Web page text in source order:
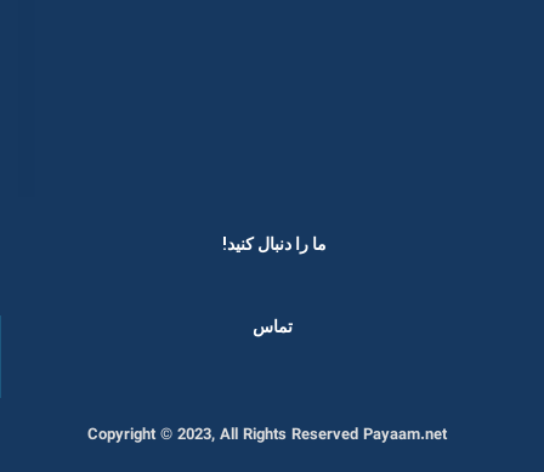
ما را دنبال کنید! ​
تماس
Copyright © 2023, All Rights Reserved Payaam.net